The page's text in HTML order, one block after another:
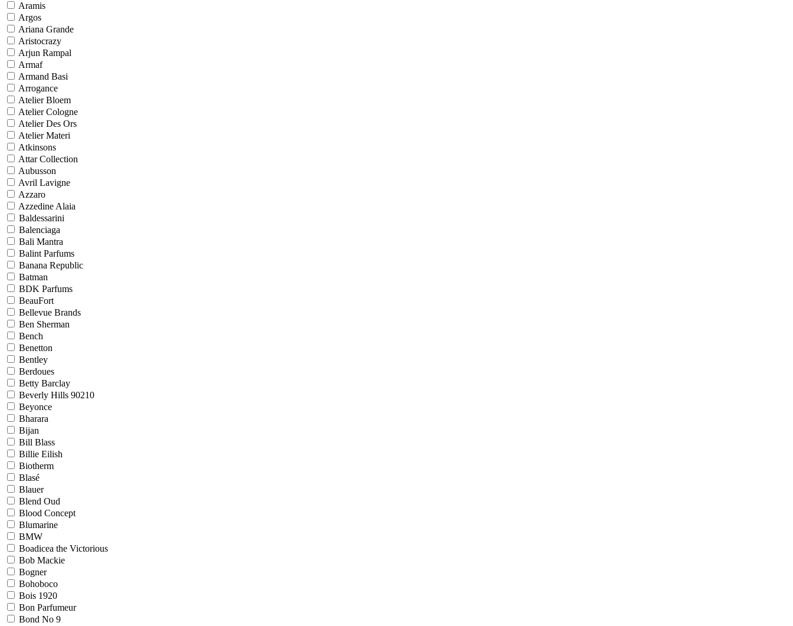
Aramis
Argos
Ariana Grande
Aristocrazy
Arjun Rampal
Armaf
Armand Basi
Arrogance
Atelier Bloem
Atelier Cologne
Atelier Des Ors
Atelier Materi
Atkinsons
Attar Collection
Aubusson
Avril Lavigne
Azzaro
Azzedine Alaia
Baldessarini
Balenciaga
Bali Mantra
Balint Parfums
Banana Republic
Batman
BDK Parfums
BeauFort
Bellevue Brands
Ben Sherman
Bench
Benetton
Bentley
Berdoues
Betty Barclay
Beverly Hills 90210
Beyonce
Bharara
Bijan
Bill Blass
Billie Eilish
Biotherm
Blasé
Blauer
Blend Oud
Blood Concept
Blumarine
BMW
Boadicea the Victorious
Bob Mackie
Bogner
Bohoboco
Bois 1920
Bon Parfumeur
Bond No 9